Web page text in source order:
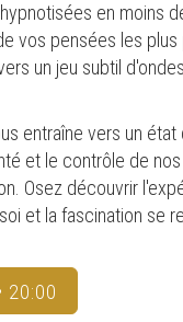
en moins
vos pensées les plus
un jeu subtil
entraîne vers un
et le contrôle de
Osez découvrir
et la fascination se
20:00